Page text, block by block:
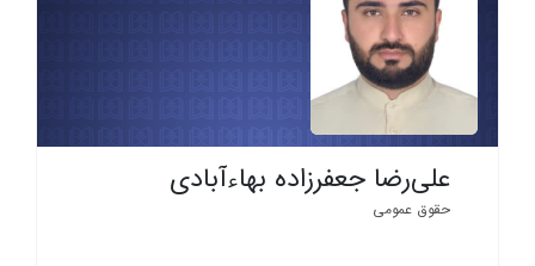
علی‌رضا جعفرزاده بهاءآبادی
حقوق عمومی